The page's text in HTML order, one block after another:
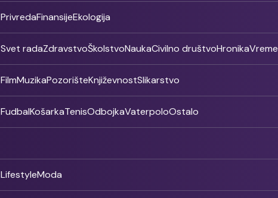
PrivredaFinansijeEkologija
Svet radaZdravstvoŠkolstvoNaukaCivilno društvoHronikaVreme
FilmMuzikaPozorišteKnjiževnostSlikarstvo
FudbalKošarkaTenisOdbojkaVaterpoloOstalo
LifestyleModa